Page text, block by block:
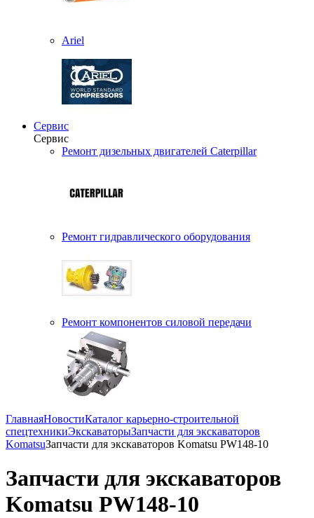
Ariel
Сервис
Сервис
Ремонт дизельных двигателей Caterpillar
Ремонт гидравлического оборудования
Ремонт компонентов силовой передачи
ГлавнаяНовостиКаталог карьерно-строительной
спецтехникиЭкскаваторыЗапчасти для экскаваторов
KomatsuЗапчасти для экскаваторов Komatsu PW148-10
Запчасти для экскаваторов
Komatsu PW148-10